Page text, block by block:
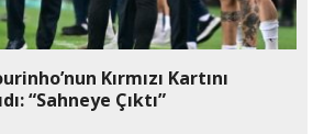
Kırmızı Kartını
“Sahneye Çıktı”